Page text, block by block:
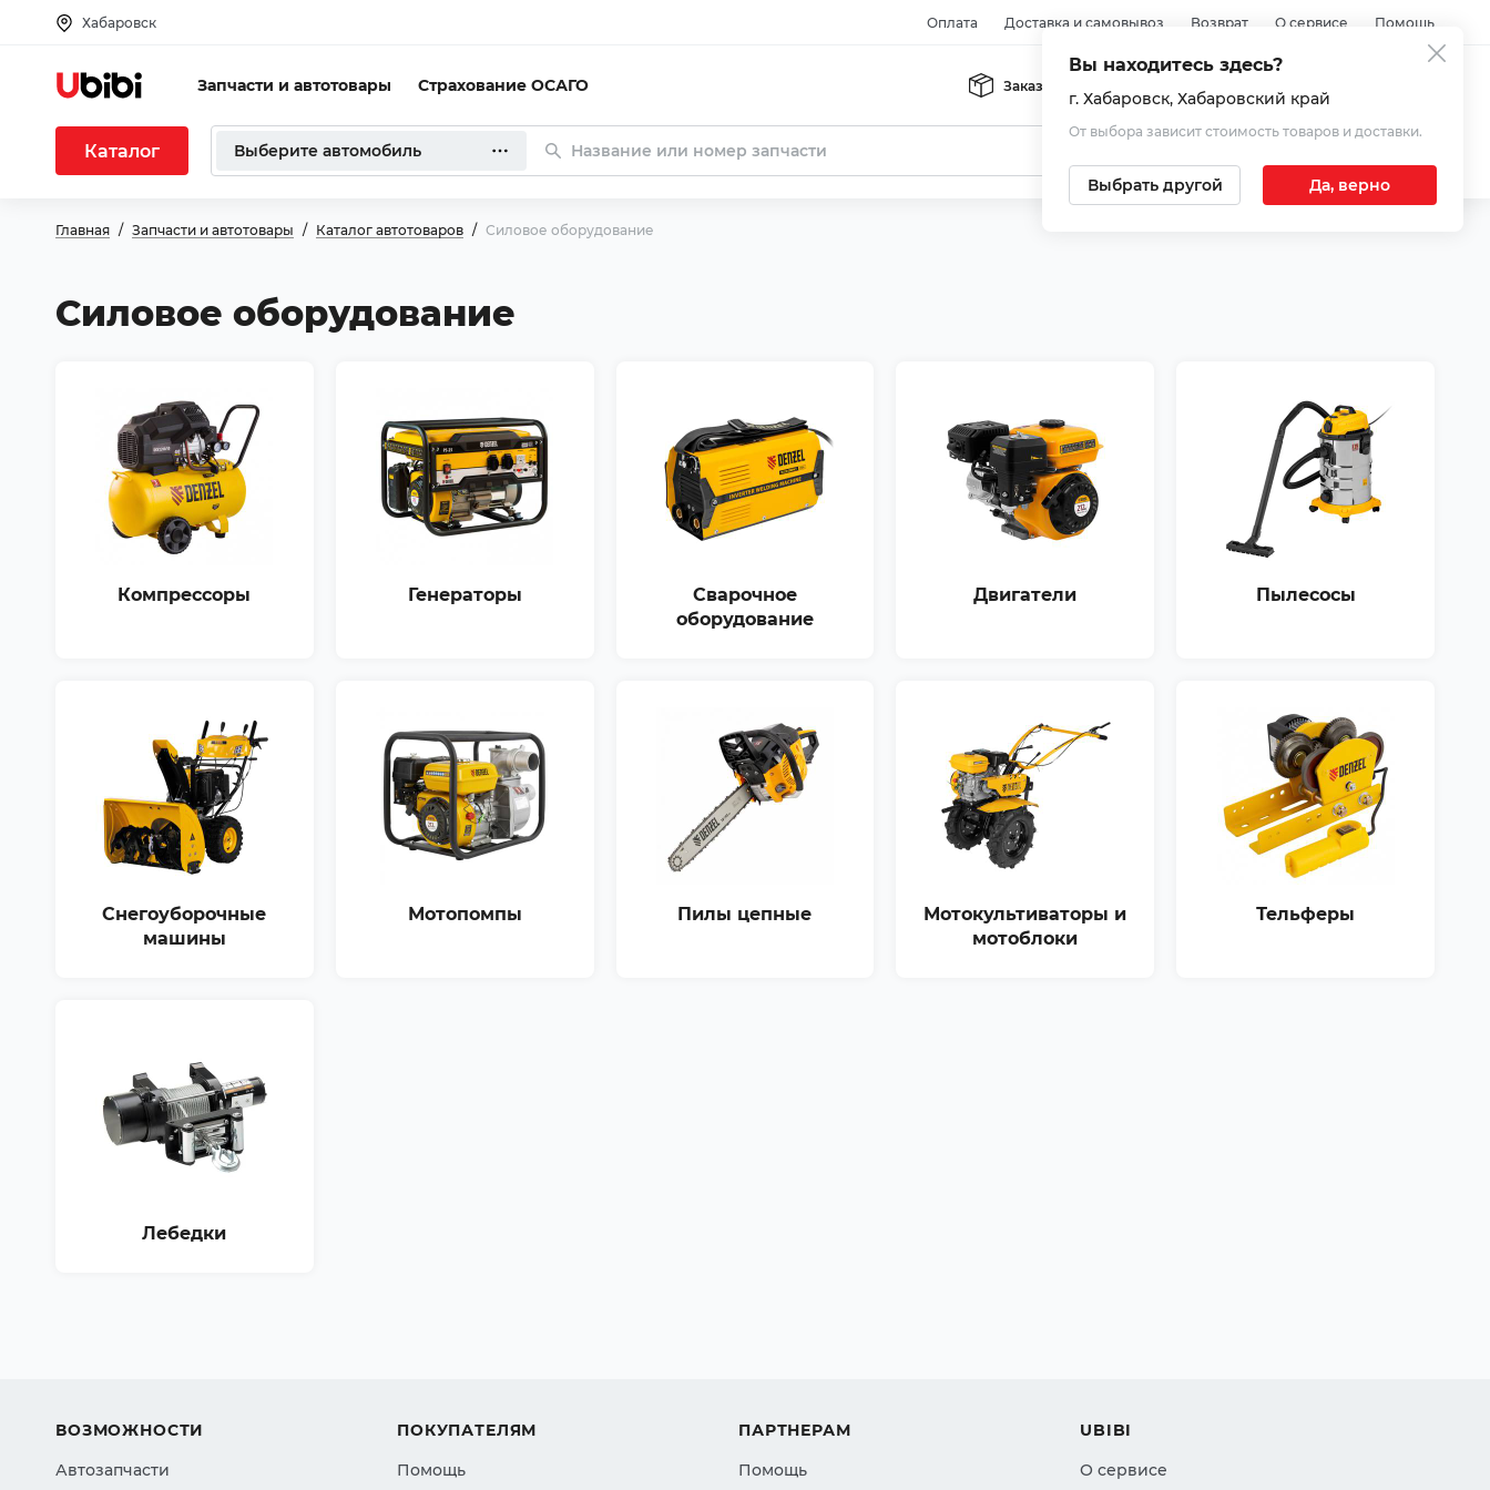
Хабаровск Оплата Доставка и самовывоз Возврат О сервисе Помощь
Запчасти и автотовары Страхование ОСАГО Заказы
Каталог Выберите автомобиль
Главная Запчасти и автотовары Каталог автотоваров Силовое оборудование
Силовое оборудование
Компрессоры Генераторы
Сварочное
оборудование
Двигатели Пылесосы
Снегоуборочные
машины
Мотопомпы Пилы цепные
Мотокультиваторы и
мотоблоки
Тельферы
Лебедки
ВОЗМОЖНОСТИ
Автозапчасти
ПОКУПАТЕЛЯМ
Помощь
ПАРТНЕРАМ
Помощь
UBIBI
О сервисе
Вы находитесь здесь?
г. Хабаровск, Хабаровский край
От выбора зависит стоимость товаров и доставки.
Выбрать другой Да, верно